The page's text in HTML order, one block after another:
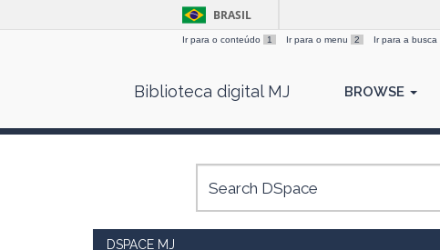
BRASIL
Ir para o conteúdo 1 Ir para o menu 2 Ir para a busca
Biblioteca digital MJ BROWSE
DSPACE MJ